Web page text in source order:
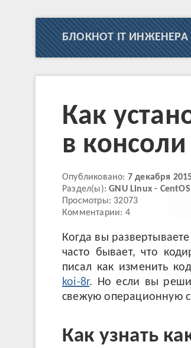
БЛОКНОТ IT ИНЖЕНЕРА
Как
в консоли
Опубликовано: 7 декабря
Раздел(ы):GNU Linux -
Просмотры: 32073
Комментарии: 4
Когда вы
часто бывает, что
писал как изменить
koi-8r. Но если вы
свежую операционную
Как узнать